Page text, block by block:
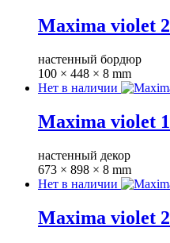
Maxima violet 2
настенный бордюр
100 × 448 × 8 mm
Нет в наличии
Maxima violet 1
настенный декор
673 × 898 × 8 mm
Нет в наличии
Maxima violet 2